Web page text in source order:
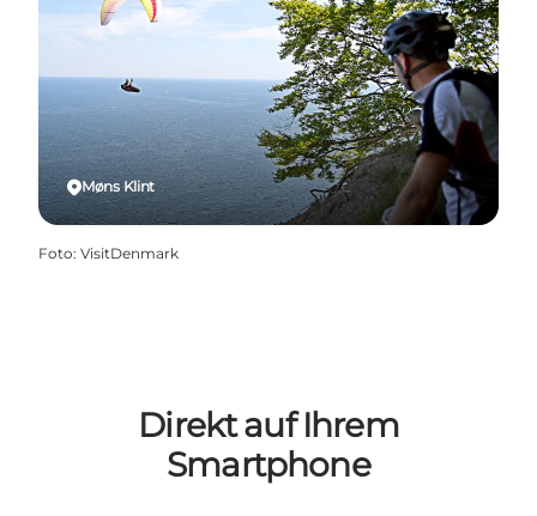
Møns Klint
Foto: VisitDenmark
Direkt auf Ihrem
Smartphone